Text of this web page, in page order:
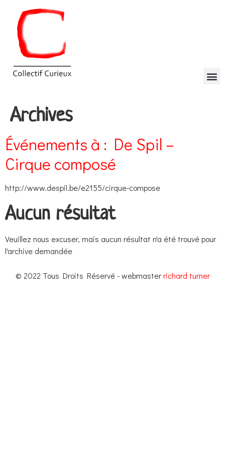
Archives
Événements à : De Spil –
Cirque composé
http://www.despil.be/e2155/cirque-compose
Aucun résultat
Veuillez nous excuser, mais aucun résultat n'a été trouvé pour
l'archive demandée
© 2022 Tous Droits Réservé - webmasterrichard turner